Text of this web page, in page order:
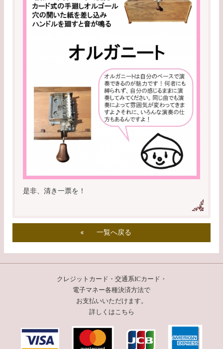
是非、清き一票を！
一覧へ戻る
クレジットカード・交通系ICカード・
電子マネー各種決済方法で
お支払いいただけます。
詳しくはこちら